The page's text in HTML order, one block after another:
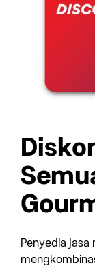
Penyedia